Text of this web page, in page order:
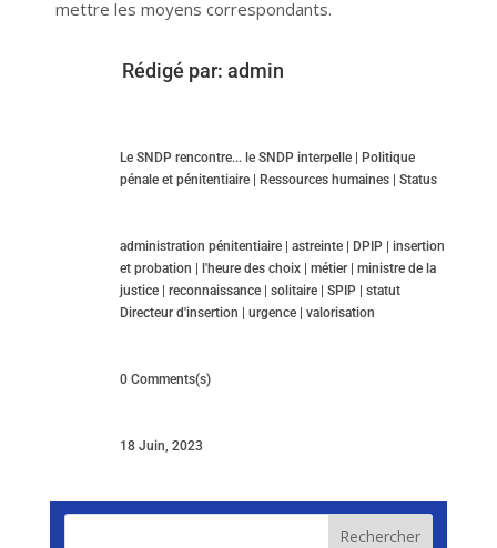
mettre les moyens correspondants.
Rédigé par: admin
Le SNDP rencontre... le SNDP interpelle|
Politique
pénale et pénitentiaire| Ressources humaines| Status
administration pénitentiaire| astreinte| DPIP| insertion
et probation
l'heure des choix| métier| ministre de la
justice| reconnaissance| solitaire| SPIP| statut
Directeur d'insertion
urgence| valorisation
0 Comments(s)
18 Juin, 2023
Rechercher